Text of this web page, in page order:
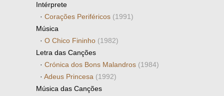
Intérprete
· Corações Periféricos (1991)
Música
· O Chico Fininho (1982)
Letra das Canções
· Crónica dos Bons Malandros (1984)
· Adeus Princesa (1992)
Música das Canções